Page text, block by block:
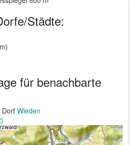
Städte:
für benachbarte
Dorf Wieden